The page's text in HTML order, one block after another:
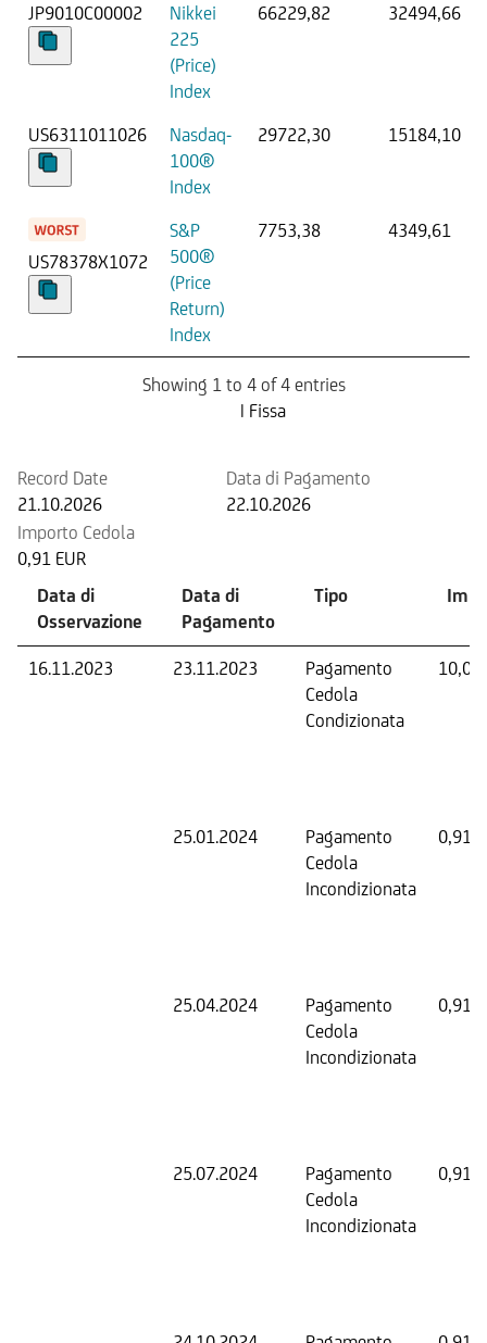
JP9010C00002
Nikkei
225
(Price)
Index
66229,82 32494,66
US6311011026
Nasdaq-
100®
Index
29722,30 15184,10
US78378X1072
S&P
500®
(Price
Return)
Index
7753,38 4349,61
Showing 1 to 4 of 4 entries
| Fissa
Record Date
21.10.2026
Data di Pagamento
22.10.2026
Importo Cedola
0,91 EUR
Data di
Osservazione
Data di
Pagamento
Tipo
16.11.2023 23.11.2023
Pagamento
Cedola
Condizionata
10,00
25.01.2024
Pagamento
Cedola
Incondizionata
0,91
25.04.2024
Pagamento
Cedola
Incondizionata
0,91
25.07.2024
Pagamento
Cedola
Incondizionata
0,91